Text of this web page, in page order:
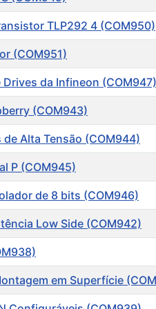
TLP292 4 (COM950)
(COM951)
da Infineon (COM947)
(COM943)
de Alta Tensão (COM944)
P (COM945)
de 8 bits (COM946)
Low Side (COM942)
em Superfície